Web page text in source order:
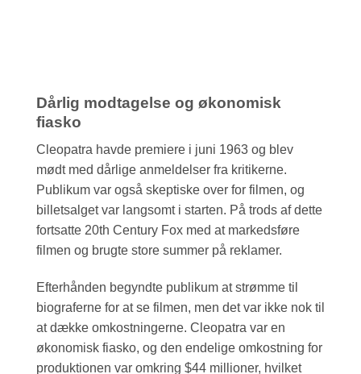
Dårlig modtagelse og økonomisk
fiasko
Cleopatra havde premiere i juni 1963 og blev
mødt med dårlige anmeldelser fra kritikerne.
Publikum var også skeptiske over for filmen, og
billetsalget var langsomt i starten. På trods af dette
fortsatte 20th Century Fox med at markedsføre
filmen og brugte store summer på reklamer.
Efterhånden begyndte publikum at strømme til
biograferne for at se filmen, men det var ikke nok til
at dække omkostningerne. Cleopatra var en
økonomisk fiasko, og den endelige omkostning for
produktionen var omkring $44 millioner, hvilket